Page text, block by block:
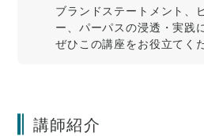
ブランドステートメント、
ー、パーパスの浸透・実践に
ぜひこの講座をお役立てく
講師紹介